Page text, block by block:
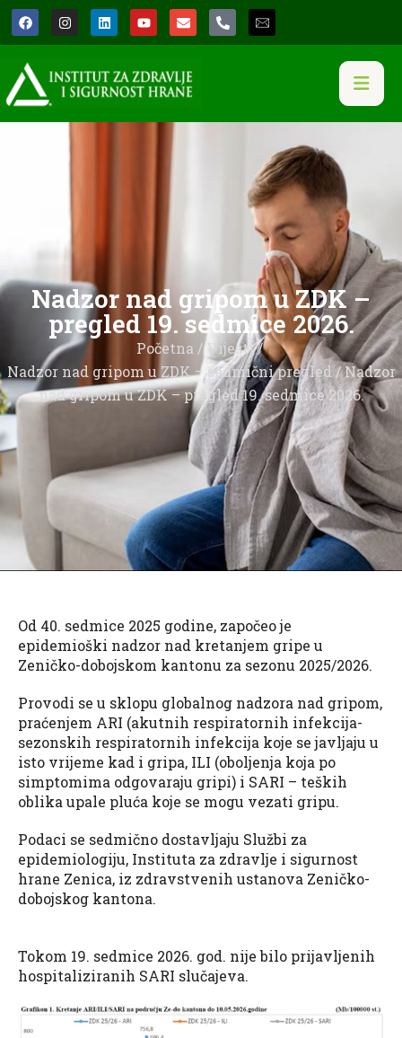
Nadzor nad gripom u ZDK –
pregled 19. sedmice 2026.
Početna /Vijesti/
Nadzor nad gripom u ZDK – sedmični pregled/ Nadzor
nad gripom u ZDK – pregled 19. sedmice 2026.
Od 40. sedmice 2025 godine, započeo je
epidemioški nadzor nad kretanjem gripe u
Zeničko-dobojskom kantonu za sezonu 2025/2026.
Provodi se u sklopu globalnog nadzora nad gripom,
praćenjem ARI (akutnih respiratornih infekcija-
sezonskih respiratornih infekcija koje se javljaju u
isto vrijeme kad i gripa, ILI (oboljenja koja po
simptomima odgovaraju gripi) i SARI – teških
oblika upale pluća koje se mogu vezati gripu.
Podaci se sedmično dostavljaju Službi za
epidemiologiju, Instituta za zdravlje i sigurnost
hrane Zenica, iz zdravstvenih ustanova Zeničko-
dobojskog kantona.
Tokom 19. sedmice 2026. god. nije bilo prijavljenih
hospitaliziranih SARI slučajeva.